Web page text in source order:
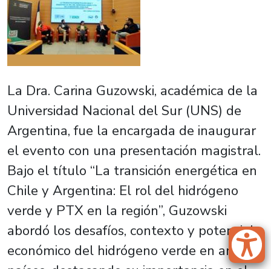
La Dra. Carina Guzowski, académica de la
Universidad Nacional del Sur (UNS) de
Argentina, fue la encargada de inaugurar
el evento con una presentación magistral.
Bajo el título “La transición energética en
Chile y Argentina: El rol del hidrógeno
verde y PTX en la región”, Guzowski
abordó los desafíos, contexto y potencial
económico del hidrógeno verde en ambos